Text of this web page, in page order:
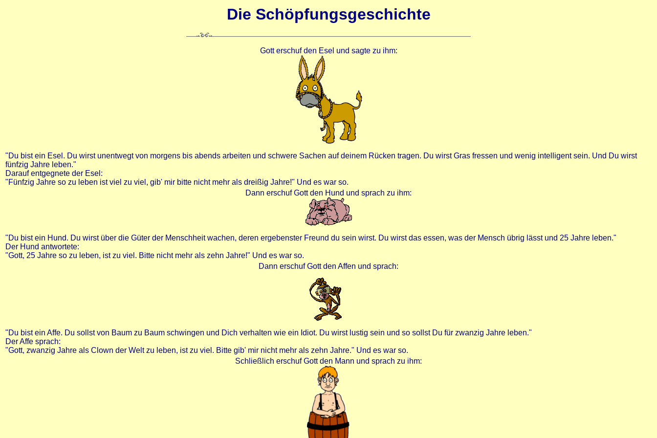
Die Schöpfungsgeschichte
Gott erschuf den Esel und sagte zu ihm:
"Du bist ein Esel. Du wirst unentwegt von morgens bis abends arbeiten und schwere Sachen auf deinem Rücken tragen. Du wirst Gras fressen und wenig intelligent sein. Und Du wirst
fünfzig Jahre leben."
Darauf entgegnete der Esel:
"Fünfzig Jahre so zu leben ist viel zu viel, gib' mir bitte nicht mehr als dreißig Jahre!" Und es war so.
Dann erschuf Gott den Hund und sprach zu ihm:
"Du bist ein Hund. Du wirst über die Güter der Menschheit wachen, deren ergebenster Freund du sein wirst. Du wirst das essen, was der Mensch übrig lässt und 25 Jahre leben."
Der Hund antwortete:
"Gott, 25 Jahre so zu leben, ist zu viel. Bitte nicht mehr als zehn Jahre!" Und es war so.
Dann erschuf Gott den Affen und sprach:
"Du bist ein Affe. Du sollst von Baum zu Baum schwingen und Dich verhalten wie ein Idiot. Du wirst lustig sein und so sollst Du für zwanzig Jahre leben."
Der Affe sprach:
"Gott, zwanzig Jahre als Clown der Welt zu leben, ist zu viel. Bitte gib' mir nicht mehr als zehn Jahre." Und es war so.
Schließlich erschuf Gott den Mann und sprach zu ihm: